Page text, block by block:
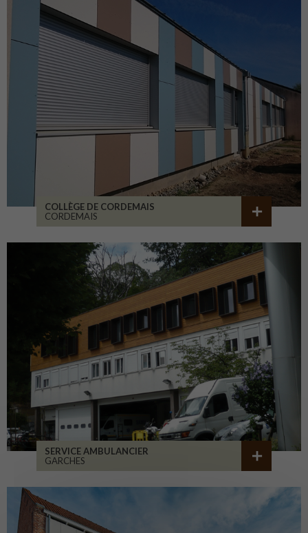
COLLÈGE DE CORDEMAIS
CORDEMAIS
SERVICE AMBULANCIER
GARCHES